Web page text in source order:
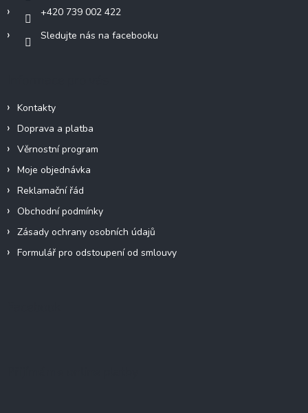
+420 739 002 422
Sledujte nás na facebooku
Kontakty
Doprava a platba
Věrnostní program
Moje objednávka
Reklamační řád
Obchodní podmínky
Zásady ochrany osobních údajů
Formulář pro odstoupení od smlouvy